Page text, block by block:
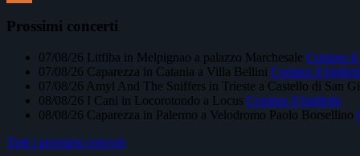
Prossimi concerti
07/08/26 Litfiba in Melpignao a palazzo Marchesale Compra il
07/08/26 Caparezza in Catania a Villa Bellini Compra il
07/08/26 Amyl And The Sniffers in Trieste a Castello di San
08/08/26 I Cani in Locorotondo a Locus Compra il biglietto
08/08/26 Caparezza in Palermo a Velodromo Paolo Borsellino
Tutti i prossimi concerti